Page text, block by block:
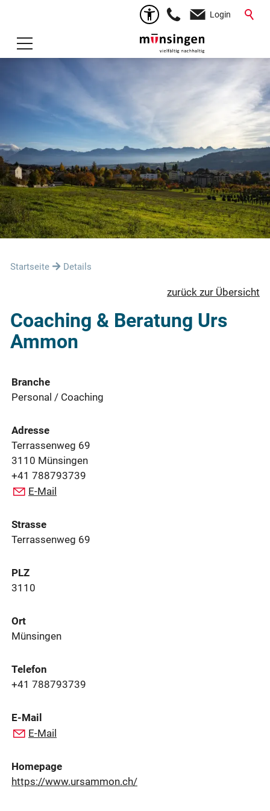
Login
Startseite Details
zurück zur Übersicht
Coaching & Beratung Urs
Ammon
Branche
Personal / Coaching
Adresse
Terrassenweg 69
3110 Münsingen
+41 788793739
E-Mail
Strasse
Terrassenweg 69
PLZ
3110
Ort
Münsingen
Telefon
+41 788793739
E-Mail
E-Mail
Homepage
https://www.ursammon.ch/